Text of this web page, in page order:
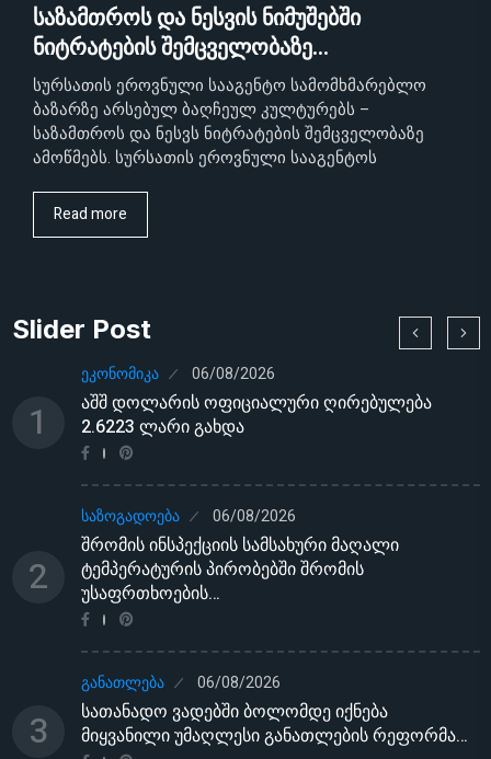
საზამთროს და ნესვის ნიმუშებში
ნიტრატების შემცველობაზე…
სურსათის ეროვნული სააგენტო სამომხმარებლო
ბაზარზე არსებულ ბაღჩეულ კულტურებს –
საზამთროს და ნესვს ნიტრატების შემცველობაზე
ამოწმებს. სურსათის ეროვნული სააგენტოს
Read more
Slider Post
1
ᲔᲙᲝᲜᲝᲛᲘᲙᲐ 06/08/2026
აშშ დოლარის ოფიციალური ღირებულება
2.6223 ლარი გახდა
2
ᲡᲐᲖᲝᲒᲐᲓᲝᲔᲑᲐ 06/08/2026
შრომის ინსპექციის სამსახური მაღალი
ტემპერატურის პირობებში შრომის
უსაფრთხოების…
3
ᲒᲐᲜᲐᲗᲚᲔᲑᲐ 06/08/2026
სათანადო ვადებში ბოლომდე იქნება
მიყვანილი უმაღლესი განათლების რეფორმა…